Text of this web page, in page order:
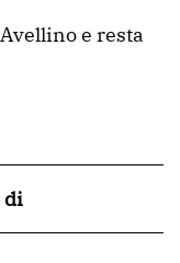
e resta
di